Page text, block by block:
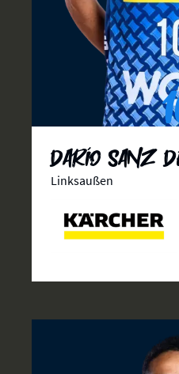
Darío Sanz
Linksaußen